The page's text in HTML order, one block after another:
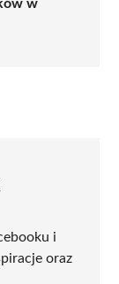
w
i
oraz